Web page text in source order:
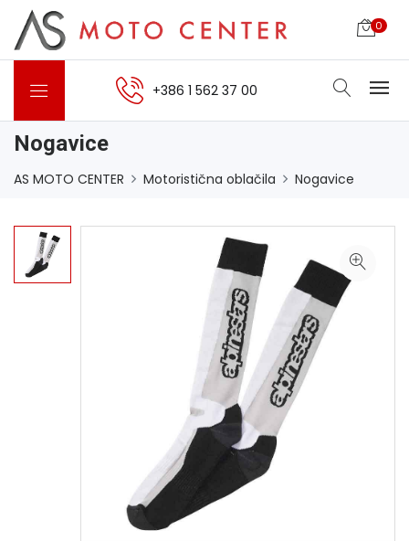
0
+386 1 562 37 00
Nogavice
AS MOTO CENTER Motoristična oblačila Nogavice